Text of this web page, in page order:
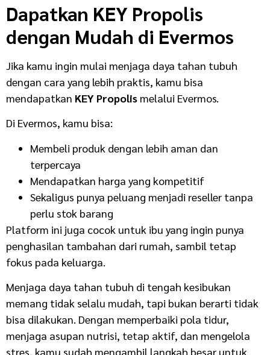
Dapatkan KEY Propolis
dengan Mudah di Evermos
Jika kamu ingin mulai menjaga daya tahan tubuh
dengan cara yang lebih praktis, kamu bisa
mendapatkan KEY Propolis melalui Evermos.
Di Evermos, kamu bisa:
Membeli produk dengan lebih aman dan
terpercaya
Mendapatkan harga yang kompetitif
Sekaligus punya peluang menjadi reseller tanpa
perlu stok barang
Platform ini juga cocok untuk ibu yang ingin punya
penghasilan tambahan dari rumah, sambil tetap
fokus pada keluarga.
Menjaga daya tahan tubuh di tengah kesibukan
memang tidak selalu mudah, tapi bukan berarti tidak
bisa dilakukan. Dengan memperbaiki pola tidur,
menjaga asupan nutrisi, tetap aktif, dan mengelola
stres, kamu sudah mengambil langkah besar untuk